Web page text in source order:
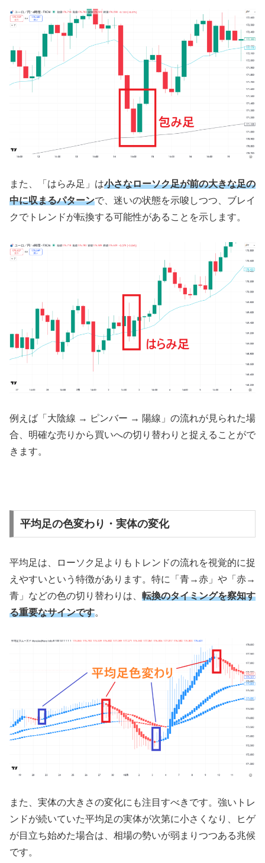
また、「はらみ足」は小さなローソク足が前の大きな足の
中に収まるパターンで、迷いの状態を示唆しつつ、ブレイ
クでトレンドが転換する可能性があることを示します。
例えば「大陰線 → ピンバー → 陽線」の流れが見られた場
合、明確な売りから買いへの切り替わりと捉えることがで
きます。
平均足の色変わり・実体の変化
平均足は、ローソク足よりもトレンドの流れを視覚的に捉
えやすいという特徴があります。特に「青→赤」や「赤→
青」などの色の切り替わりは、 転換のタイミングを察知す
る重要なサインです。
また、実体の大きさの変化にも注目すべきです。強いトレ
ンドが続いていた平均足の実体が次第に小さくなり、ヒゲ
が目立ち始めた場合は、相場の勢いが弱まりつつある兆候
です。